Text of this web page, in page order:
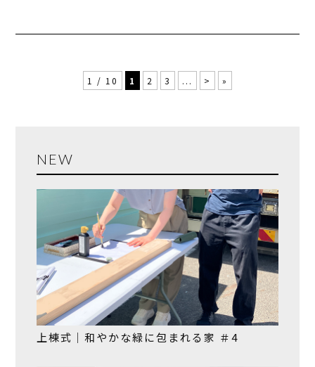
1 / 10 1 2 3 ... > »
NEW
上棟式｜和やかな緑に包まれる家 ＃4